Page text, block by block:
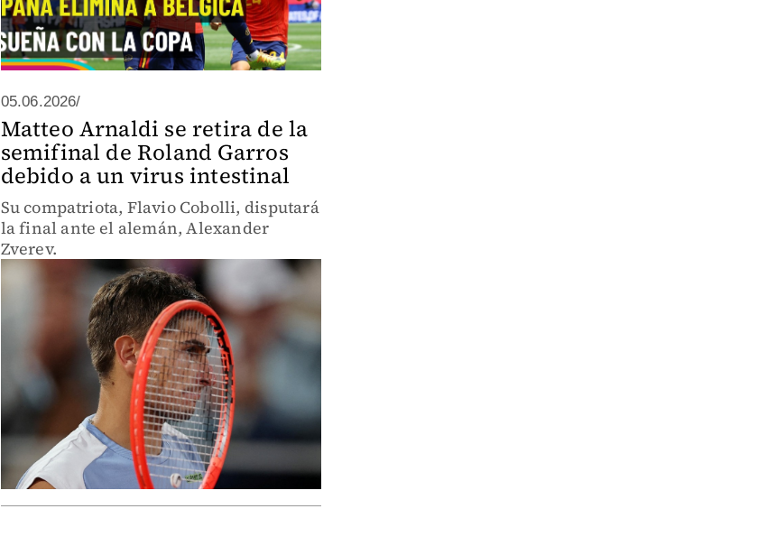
05.06.2026/
Matteo Arnaldi se retira de la
semifinal de Roland Garros
debido a un virus intestinal
Su compatriota, Flavio Cobolli, disputará
la final ante el alemán, Alexander
Zverev.